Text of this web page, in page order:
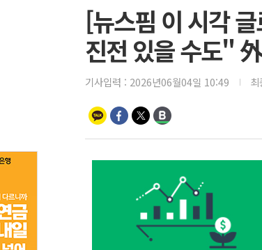
[뉴스핌 이 시각
진전 있을 수도" 外
기사입력 : 2026년06월04일 10:49